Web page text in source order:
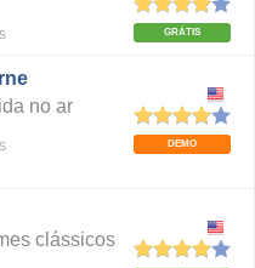
GRÁTIS
no ar
DEMO
clássicos